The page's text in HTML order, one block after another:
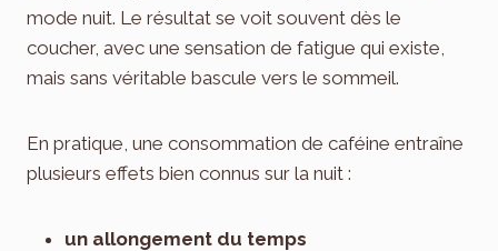
mode nuit. Le résultat se voit souvent dès le
coucher, avec une sensation de fatigue qui existe,
mais sans véritable bascule vers le sommeil.
En pratique, une consommation de caféine entraîne
plusieurs effets bien connus sur la nuit :
un allongement du temps